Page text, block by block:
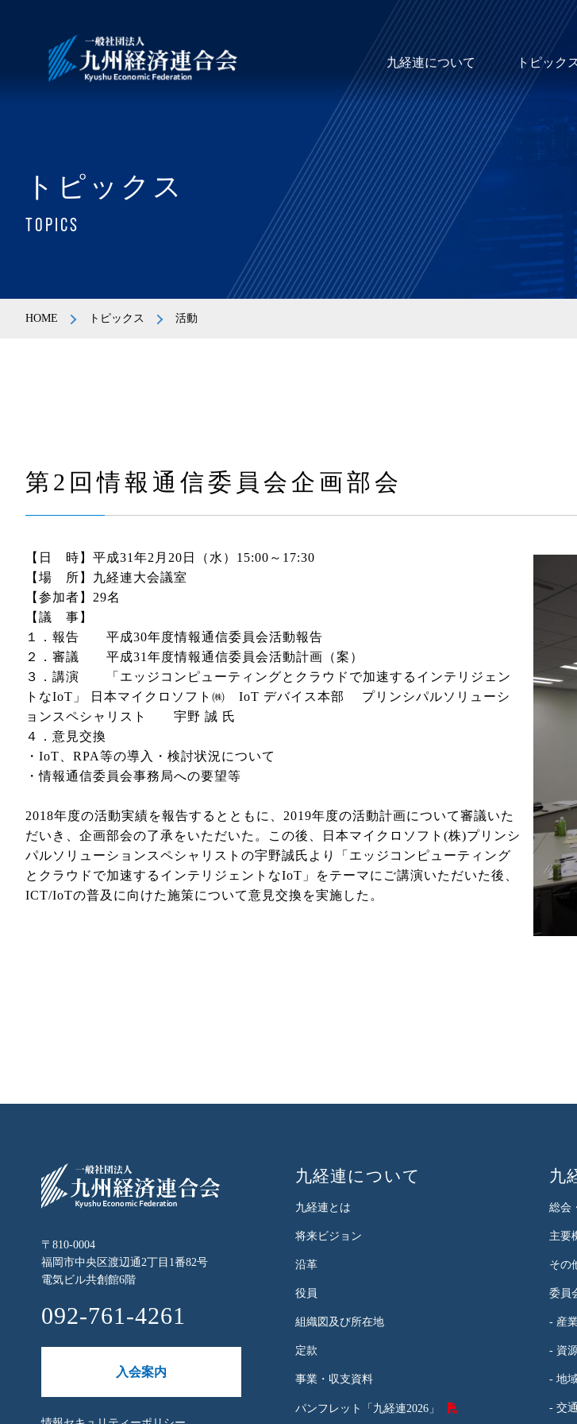
九経連について トピック
トピックス
TOPICS
HOME トピックス 活動
第2回情報通信委員会企画部会
【日 時】平成31年2月20日（水）15:00～17:30
【場 所】九経連大会議室
【参加者】29名
【議 事】
１．報告 平成30年度情報通信委員会活動報告
２．審議 平成31年度情報通信委員会活動計画（案）
３．講演 「エッジコンピューティングとクラウドで加速するインテリジェン
トなIoT」 日本マイクロソフト㈱ IoT デバイス本部 プリンシパルソリューシ
ョンスペシャリスト 宇野 誠 氏
４．意見交換
・IoT、RPA等の導入・検討状況について
・情報通信委員会事務局への要望等
2018年度の活動実績を報告するとともに、2019年度の活動計画について審議いた
だいき、企画部会の了承をいただいた。この後、日本マイクロソフト(株)プリンシ
パルソリューションスペシャリストの宇野誠氏より「エッジコンピューティング
とクラウドで加速するインテリジェントなIoT」をテーマにご講演いただいた後、
ICT/IoTの普及に向けた施策について意見交換を実施した。
〒810-0004
福岡市中央区渡辺通2丁目1番82号
電気ビル共創館6階
092-761-4261
入会案内
九経連について
九経連とは
将来ビジョン
沿革
役員
組織図及び所在地
定款
事業・収支資料
パンフレット「九経連2026」
九
総会
主要
その
委員
- 産
- 資
- 地
- 交